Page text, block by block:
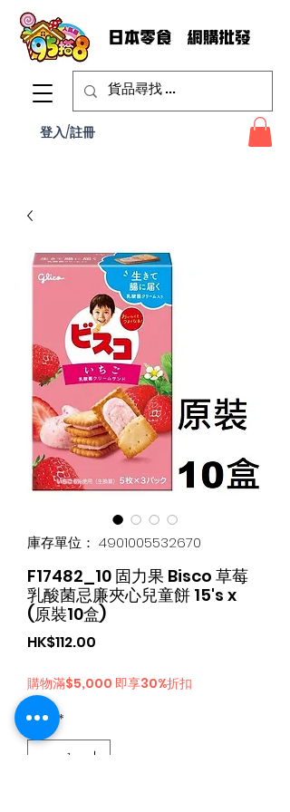
登入/註冊
庫存單位： 4901005532670
F17482_10 固力果 Bisco 草莓
乳酸菌忌廉夾心兒童餅 15's x
(原裝10盒)
HK$112.00
購物滿$5,000 即享30%折扣
數量 *